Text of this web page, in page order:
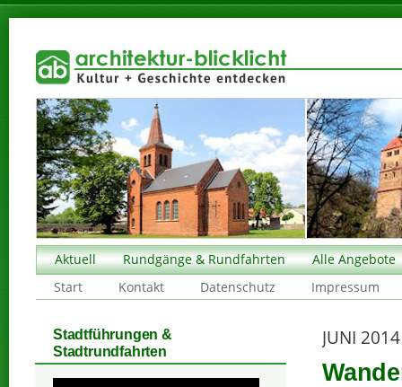
Aktuell Rundgänge & Rundfahrten
Alle Angebote
Start
Kontakt Datenschutz Impressum
JUNI 2014
Stadtführungen &
Stadtrundfahrten